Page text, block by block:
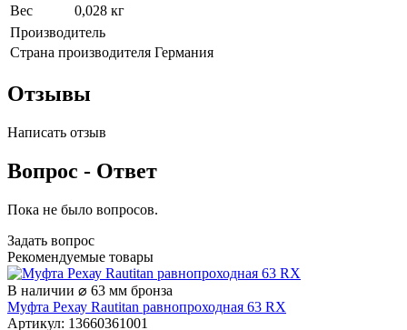
Вес
0,028 кг
Производитель
Страна производителя Германия
Отзывы
Написать отзыв
Вопрос - Ответ
Пока не было вопросов.
Задать вопрос
Рекомендуемые товары
В наличии ⌀ 63 мм бронза
Муфта Рехау Rautitan равнопроходная 63 RХ
Артикул: 13660361001